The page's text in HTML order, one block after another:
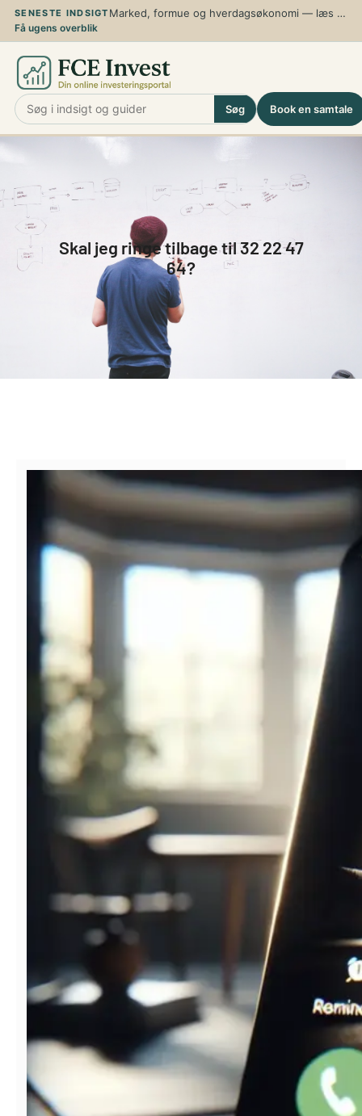
Spring
indhold
SENESTE INDSIGT Marked, formue og hverdagsøkonomi — læs de nyeste analyser, guider og perspektiver
Få ugens overblik
Søg Book en samtale
Skal jeg ringe tilbage til 32 22 47
64?